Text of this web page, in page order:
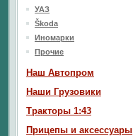
УАЗ
Škoda
Иномарки
Прочие
Наш Aвтопром
Наши Грузовики
Тракторы 1:43
Прицепы и аксессуары